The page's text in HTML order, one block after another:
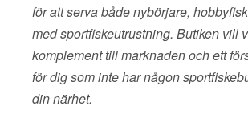
för att serva både nybörjare,
med sportfiskeutrustning. Butiken vill
komplement till marknaden och ett
för dig som inte har någon
din närhet.